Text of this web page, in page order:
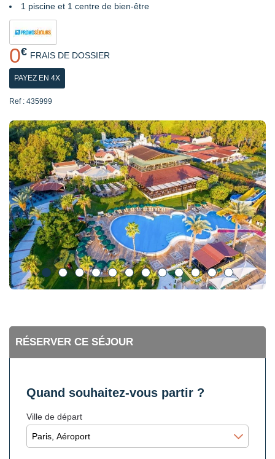
1 piscine et 1 centre de bien-être
0€ FRAIS DE DOSSIER
PAYEZ EN 4X
Ref : 435999
RÉSERVER CE SÉJOUR
Quand souhaitez-vous partir ?
Ville de départ